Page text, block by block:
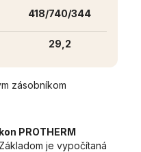
418/740/344
29,2
zásobníkom
PROTHERM
Základom je vypočítaná